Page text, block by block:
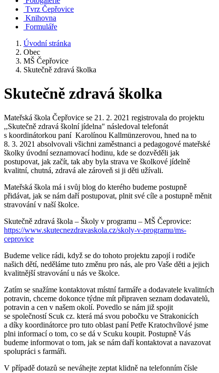
Tvrz Čepřovice
Knihovna
Formuláře
Úvodní stránka
Obec
MŠ Čepřovice
Skutečně zdravá školka
Skutečně zdravá školka
Mateřská škola Čepřovice se 21. 2. 2021 registrovala do projektu
,,Skutečně zdravá školní jídelna" následoval telefonát
s koordinátorkou paní Karolínou Kallmünzerovou, hned na to
8. 3. 2021 absolvovali všichni zaměstnanci a pedagogové mateřské
školky úvodní seznamovací hodinu, kde se dozvěděli jak
postupovat, jak začít, tak aby byla strava ve školkové jídelně
kvalitní, chutná, zdravá ale zároveň si ji děti užívali.
Mateřská škola má i svůj blog do kterého budeme postupně
přidávat, jak se nám daří postupovat, plnit své cíle a postupně měnit
stravování v naší školce.
Skutečně zdravá škola – Školy v programu – MŠ Čeprovice:
https://www.skutecnezdravaskola.cz/skoly-v-programu/ms-
ceprovice
Budeme velice rádi, když se do tohoto projektu zapojí i rodiče
našich dětí, neděláme tuto změnu pro nás, ale pro Vaše děti a jejich
kvalitnější stravování u nás ve školce.
Zatím se snažíme kontaktovat místní farmáře a dodavatele kvalitních
potravin, chceme dokonce týdne mít připraven seznam dodavatelů,
potravin a cen v našem okolí. Povedlo se nám již spojit
se společností Scuk cz. která má svou pobočku ve Strakonicích
a díky koordinátorce pro tuto oblast paní Petře Kratochvílové jsme
plni informací o tom, co se dá v Scuku koupit. Postupně Vás
budeme informovat o tom, jak se nám daří kontaktovat a navazovat
spolupráci s farmáři.
V případě dotazů se neváhejte zeptat klidně na telefonním čísle